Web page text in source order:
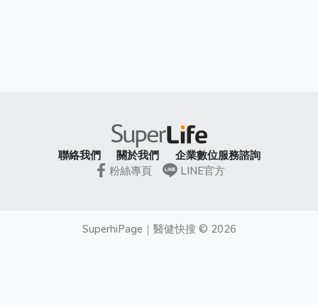
聯絡我們 關於我們
企業數位服務諮詢
粉絲專頁
LINE官方
SuperhiPage｜ 醫健快搜 © 2026